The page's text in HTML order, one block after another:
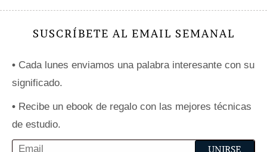
SUSCRÍBETE AL EMAIL SEMANAL
• Cada lunes enviamos una palabra interesante con su
significado.
• Recibe un ebook de regalo con las mejores técnicas
de estudio.